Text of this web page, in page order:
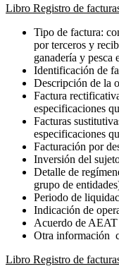
Libro Registro de
Tipo de factura:
por terceros y
ganadería y pesca
Identificación de
Descripción de la
Factura
especificaciones
Facturas
especificaciones
Facturación por
Inversión del
Detalle de
grupo de
Periodo de
Indicación de
Acuerdo de AEAT
Otra información
Libro Registro de